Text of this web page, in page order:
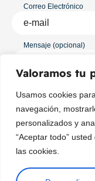
Valoramos tu
Usamos cookies
navegación,
personalizados y
“Aceptar todo”
las cookies.
Correo Electrónico
Mensaje (opcional)